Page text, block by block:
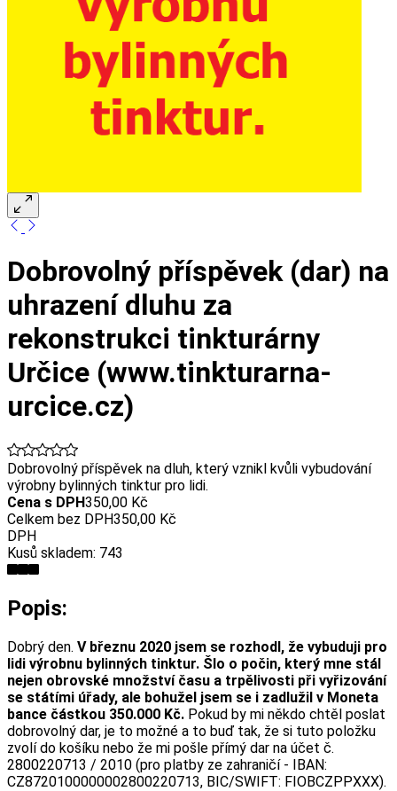
Dobrovolný příspěvek (dar) na
uhrazení dluhu za
rekonstrukci tinkturárny
Určice (www.tinkturarna-
urcice.cz)
Dobrovolný příspěvek na dluh, který vznikl kvůli vybudování
výrobny bylinných tinktur pro lidi.
Cena s DPH350,00 Kč
Celkem bez DPH350,00 Kč
DPH
Kusů skladem: 743
Popis:
Dobrý den. V březnu 2020 jsem se rozhodl, že vybuduji pro
lidi výrobnu bylinných tinktur. Šlo o počin, který mne stál
nejen obrovské množství času a trpělivosti při vyřizování
se státími úřady, ale bohužel jsem se i zadlužil v Moneta
bance částkou 350.000 Kč. Pokud by mi někdo chtěl poslat
dobrovolný dar, je to možné a to buď tak, že si tuto položku
zvolí do košíku nebo že mi pošle přímý dar na účet č.
2800220713 / 2010 (pro platby ze zahraničí - IBAN:
CZ8720100000002800220713, BIC/SWIFT: FIOBCZPPXXX).